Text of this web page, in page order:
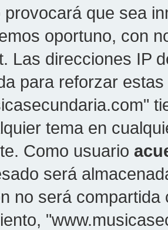
provocará que sea
oportuno, con
Las direcciones IP
para reforzar
tema en
Como usuario
será
no será